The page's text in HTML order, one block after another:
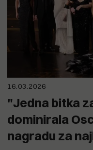
16.03.2026
"Jedna bitka
dominirala
nagradu za